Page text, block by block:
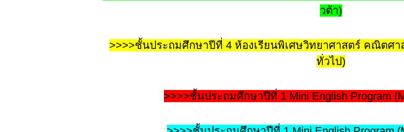
วต้า)
>>>>ชั้นประถมศึกษาปีที่ 4 ห้องเรียนพิเศษวิทยาศาสตร์ คณิตศา
ทั่วไป)
>>>>ชั้นประถมศึกษาปีที่ 1 Mini English Program